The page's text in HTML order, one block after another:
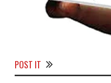
POST IT